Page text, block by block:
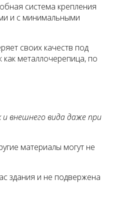
система крепления
и с минимальными
своих качеств под
металлочерепица, по
и внешнего вида даже при
материалы могут не
здания и не подвержена